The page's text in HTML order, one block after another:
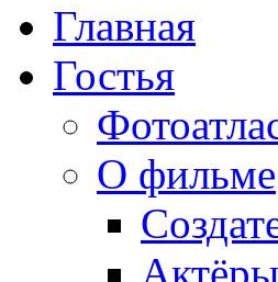
Главная
Гостья
О фильме
Актёры